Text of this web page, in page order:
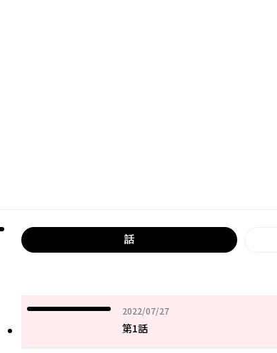
話
2022/07/27
2022年07月27日
第1話